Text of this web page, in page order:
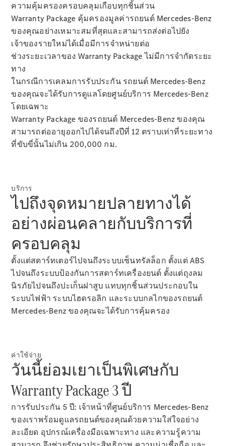
Mercedes
me ID
me connect
Mercedes
me Adapter
Mercedes
การจองการ
นัดหมาย
นัดหมาย
เพื่อทดลอง
ขับ
ออกแบบ
รถยนต์ของ
คุณ
ข่าวสาร
ล่าสุด
ความคุ้มครองครอบคลุมเกือบทุกชิ้นส่วน
Warranty Package คุ้มครองมูลค่ารถยนต์ Mercedes-Benz
ของคุณอย่างเหมาะสมที่สุดและสามารถส่งต่อไปยัง
เจ้าของรายใหม่ได้เมื่อมีการจำหน่ายต่อ
ช่วงระยะเวลาของ Warranty Package ไม่มีการจำกัดระยะ
ทาง
ในกรณีการเคลมการรับประกัน รถยนต์ Mercedes-Benz
ของคุณจะได้รับการดูแลโดยศูนย์บริการ Mercedes-Benz
โดยเฉพาะ
Warranty Package ของรถยนต์ Mercedes-Benz ของคุณ
สามารถต่ออายุออกไปได้จนถึงปีที่ 12 ตราบเท่าที่ระยะทาง
ที่ขับขี่นั้นไม่เกิน 200,000 กม.
บริการ
ไปถึงจุดหมายปลายทางได้
อย่างผ่อนคลายกับบริการที่
ครอบคลุม
ตั้งแต่สตาร์ทเตอร์ไปจนถึงระบบเซ็นทรัลล็อก ตั้งแต่ ABS
ไปจนถึงระบบป้องกันการสตาร์ทเครื่องยนต์ ตั้งแต่ถุงลม
นิรภัยไปจนถึงปะเก็นฝาสูบ แทบทุกชิ้นส่วนประกอบใน
ระบบไฟฟ้า ระบบไฮดรอลิก และระบบกลไกของรถยนต์
Mercedes-Benz ของคุณจะได้รับการคุ้มครอง
ค่าใช้จ่าย
วันนี้ย่อมเยาเป็นพิเศษกับ
Warranty Package 3 ปี
การรับประกัน 5 ปี: เจ้าหน้าที่ศูนย์บริการ Mercedes-Benz
ของเราพร้อมดูแลรถยนต์ของคุณด้วยความใส่ใจอย่าง
ละเอียด อุปกรณ์เครื่องมือเฉพาะทาง และความรู้ความ